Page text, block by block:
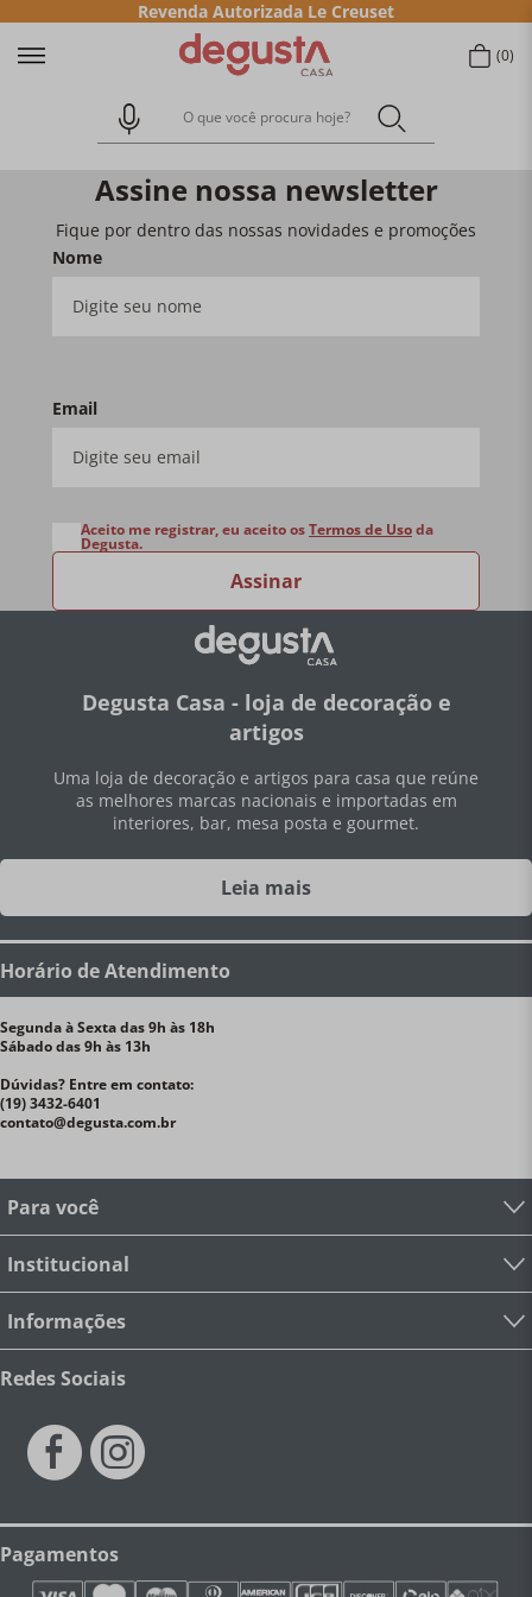
Revenda Autorizada Le Creuset
0
O que você procura hoje?
Assine nossa newsletter
Fique por dentro das nossas novidades e promoções
Nome
Email
Assinar
Aceito me registrar, eu aceito osTermos de Usoda
Degusta.
Degusta Casa - loja de decoração e
artigos
Uma loja de decoração e artigos para casa que reúne
as melhores marcas nacionais e importadas em
interiores, bar, mesa posta e gourmet.
Leia mais
Horário de Atendimento
Segunda à Sexta das 9h às 18h
Sábado das 9h às 13h
Dúvidas? Entre em contato:
(19) 3432-6401
contato@degusta.com.br
Para você
Institucional
Informações
Redes Sociais
Pagamentos